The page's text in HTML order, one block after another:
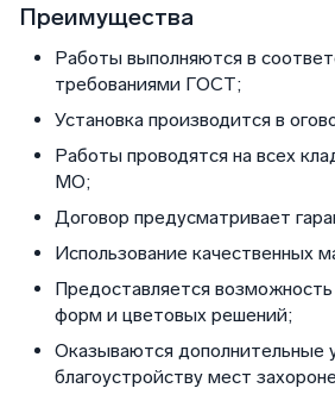
Преимущества
Работы выполняются в
требованиями ГОСТ;
Установка производится в
Работы проводятся на всех
МО;
Договор предусматривает
Использование качественных
Предоставляется
форм и цветовых решений;
Оказываются дополнительные
благоустройству мест